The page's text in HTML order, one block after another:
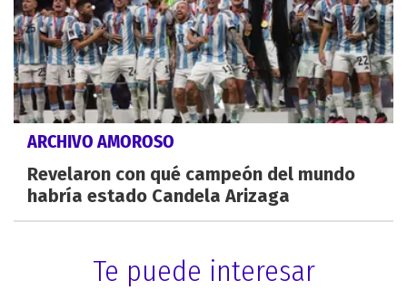
ARCHIVO AMOROSO
Revelaron con qué campeón del mundo
habría estado Candela Arizaga
Te puede interesar